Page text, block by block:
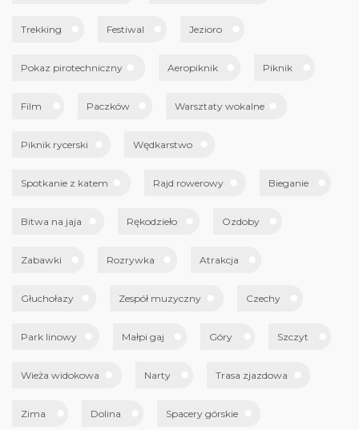
Trekking Festiwal Jezioro
Pokaz pirotechniczny Aeropiknik Piknik
Film Paczków Warsztaty wokalne
Piknik rycerski Wędkarstwo
Spotkanie z katem Rajd rowerowy Bieganie
Bitwa na jaja Rękodzieło Ozdoby
Zabawki Rozrywka Atrakcja
Głuchołazy Zespół muzyczny Czechy
Park linowy Małpi gaj Góry Szczyt
Wieża widokowa Narty Trasa zjazdowa
Zima Dolina Spacery górskie